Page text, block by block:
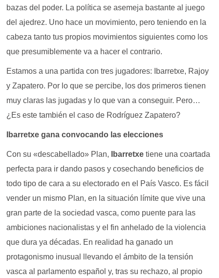
bazas del poder. La política se asemeja bastante al juego
del ajedrez. Uno hace un movimiento, pero teniendo en la
cabeza tanto tus propios movimientos siguientes como los
que presumiblemente va a hacer el contrario.
Estamos a una partida con tres jugadores: Ibarretxe, Rajoy
y Zapatero. Por lo que se percibe, los dos primeros tienen
muy claras las jugadas y lo que van a conseguir. Pero…
¿Es este también el caso de Rodríguez Zapatero?
Ibarretxe gana convocando las elecciones
Con su «descabellado» Plan, Ibarretxe tiene una coartada
perfecta para ir dando pasos y cosechando beneficios de
todo tipo de cara a su electorado en el País Vasco. Es fácil
vender un mismo Plan, en la situación límite que vive una
gran parte de la sociedad vasca, como puente para las
ambiciones nacionalistas y el fin anhelado de la violencia
que dura ya décadas. En realidad ha ganado un
protagonismo inusual llevando el ámbito de la tensión
vasca al parlamento español y, tras su rechazo, al propio